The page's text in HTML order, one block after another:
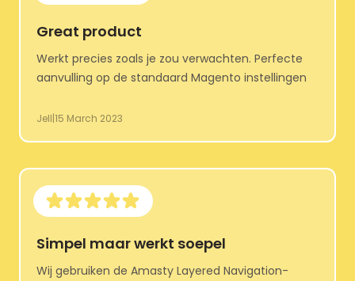
Great product
Werkt precies zoals je zou verwachten. Perfecte
aanvulling op de standaard Magento instellingen
Jell|15 March 2023
Simpel maar werkt soepel
Wij gebruiken de Amasty Layered Navigation-